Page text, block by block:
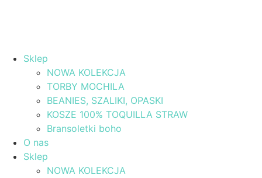
Sklep
NOWA KOLEKCJA
TORBY MOCHILA
BEANIES, SZALIKI, OPASKI
KOSZE 100% TOQUILLA STRAW
Bransoletki boho
O nas
Sklep
NOWA KOLEKCJA